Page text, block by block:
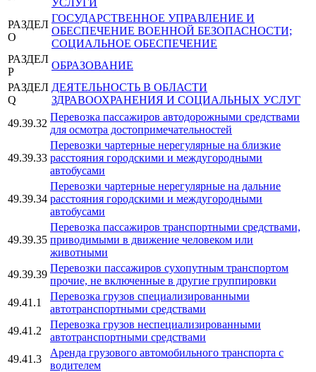
РАЗДЕЛ
O
ГОСУДАРСТВЕННОЕ УПРАВЛЕНИЕ И
ОБЕСПЕЧЕНИЕ ВОЕННОЙ БЕЗОПАСНОСТИ;
СОЦИАЛЬНОЕ ОБЕСПЕЧЕНИЕ
РАЗДЕЛ
P
ОБРАЗОВАНИЕ
РАЗДЕЛ
Q
ДЕЯТЕЛЬНОСТЬ В ОБЛАСТИ
ЗДРАВООХРАНЕНИЯ И СОЦИАЛЬНЫХ УСЛУГ
49.39.32
Перевозка пассажиров автодорожными средствами
для осмотра достопримечательностей
49.39.33
Перевозки чартерные нерегулярные на близкие
расстояния городскими и междугородными
автобусами
49.39.34
Перевозки чартерные нерегулярные на дальние
расстояния городскими и междугородными
автобусами
49.39.35
Перевозка пассажиров транспортными средствами,
приводимыми в движение человеком или
животными
49.39.39
Перевозки пассажиров сухопутным транспортом
прочие, не включенные в другие группировки
49.41.1
Перевозка грузов специализированными
автотранспортными средствами
49.41.2
Перевозка грузов неспециализированными
автотранспортными средствами
49.41.3
Аренда грузового автомобильного транспорта с
водителем